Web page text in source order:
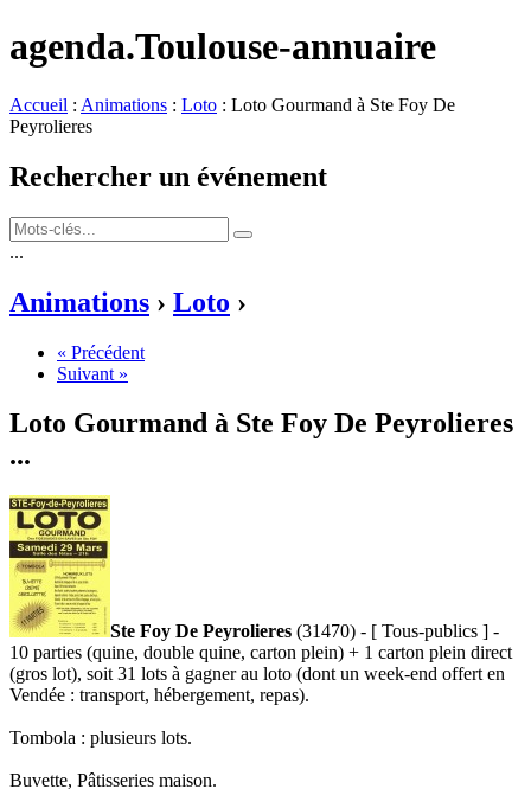
agenda.Toulouse-annuaire
Accueil : Animations : Loto : Loto Gourmand à Ste Foy De
Peyrolieres
Rechercher un événement
...
Animations › Loto ›
« Précédent
Suivant »
Loto Gourmand à Ste Foy De Peyrolieres
...
Ste Foy De Peyrolieres (31470) - [ Tous-publics ] -
10 parties (quine, double quine, carton plein) + 1 carton plein direct
(gros lot), soit 31 lots à gagner au loto (dont un week-end offert en
Vendée : transport, hébergement, repas).
Tombola : plusieurs lots.
Buvette, Pâtisseries maison.